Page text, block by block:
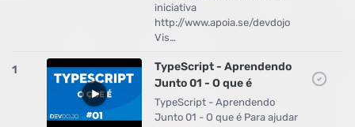
iniciativa
http://www.apoia.se/devdojo
Vis…
1
TypeScript - Aprendendo
Junto 01 - O que é
TypeScript - Aprendendo
Junto 01 - O que é Para ajudar